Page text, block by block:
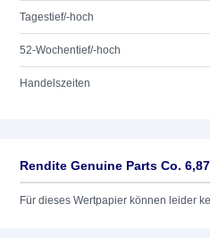
Tagestief/-hoch
52-Wochentief/-hoch
Handelszeiten
Rendite Genuine Parts Co.
Für dieses Wertpapier können leider